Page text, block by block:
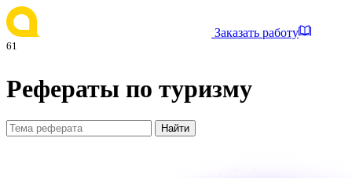
Заказать работу
61
Рефераты по туризму
Найти